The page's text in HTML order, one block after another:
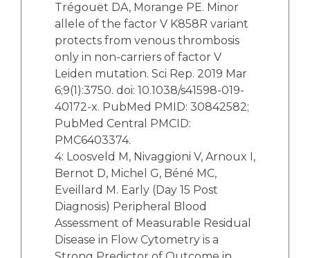
Trégouët DA, Morange PE. Minor
allele of the factor V K858R variant
protects from venous thrombosis
only in non-carriers of factor V
Leiden mutation. Sci Rep. 2019 Mar
6;9(1):3750. doi: 10.1038/s41598-019-
40172-x. PubMed PMID: 30842582;
PubMed Central PMCID:
PMC6403374.
4: Loosveld M, Nivaggioni V, Arnoux I,
Bernot D, Michel G, Béné MC,
Eveillard M. Early (Day 15 Post
Diagnosis) Peripheral Blood
Assessment of Measurable Residual
Disease in Flow Cytometry is a